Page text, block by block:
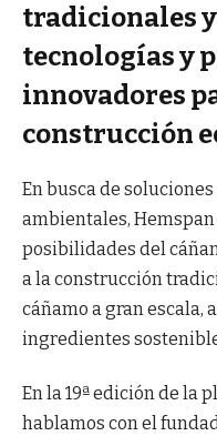
tradicionales
tecnologías y
innovadores
construcción
En busca de
ambientales,
posibilidades del
a la construcción
cáñamo a gran escala,
ingredientes
En la 19ª edición de la
hablamos con el